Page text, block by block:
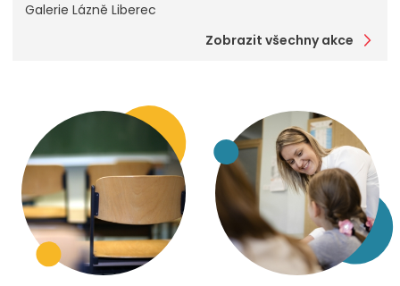
Galerie Lázně Liberec
Zobrazit všechny akce